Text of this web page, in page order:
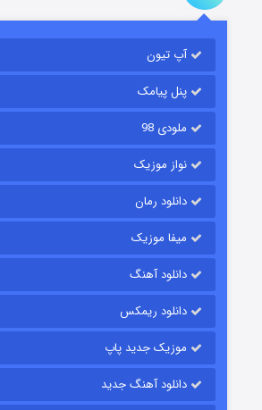
قسمت
آپ تیون
پنل پیامک
ملودی 98
نواز موزیک
دانلود رمان
میفا موزیک
دانلود آهنگ
دانلود ریمکس
موزیک جدید پاپ
دانلود آهنگ جدید